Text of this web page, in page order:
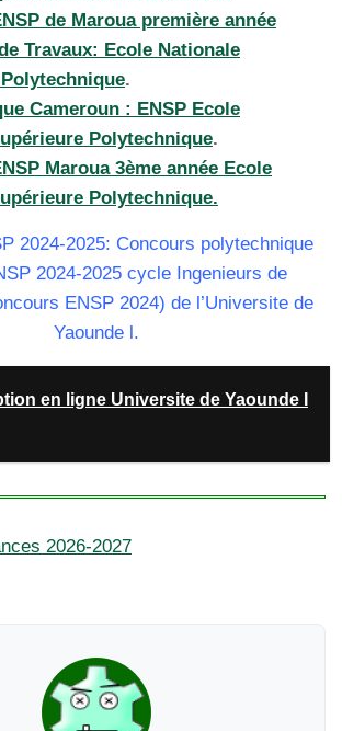
de Maroua première année
Travaux: Ecole Nationale
.
Cameroun : ENSP Ecole
Polytechnique.
Maroua 3ème année Ecole
Polytechnique.
2024-2025: Concours polytechnique
2024-2025 cycle Ingenieurs de
ENSP 2024) de l’Universite de
Yaounde l.
en ligne Universite de Yaounde I
2026-2027